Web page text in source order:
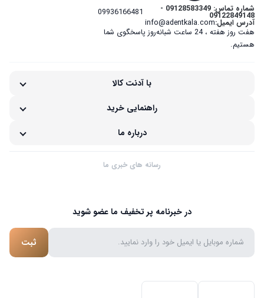
شماره تماس: 09128583349 -
09122849148
09936166481
آدرس ایمیل:info@adentkala.com
هفت روز هفته ، 24 ساعت شبانه‌روز پاسخگوی شما
هستیم.
با آدنت کالا
راهنمایی خرید
درباره ما
رسانه های خبری ما
در خبرنامه پر تخفیف ما عضو شوید
ثبت